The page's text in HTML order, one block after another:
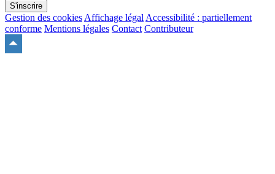
S'inscrire
Gestion des cookies Affichage légal Accessibilité : partiellement
conforme Mentions légales Contact Contributeur